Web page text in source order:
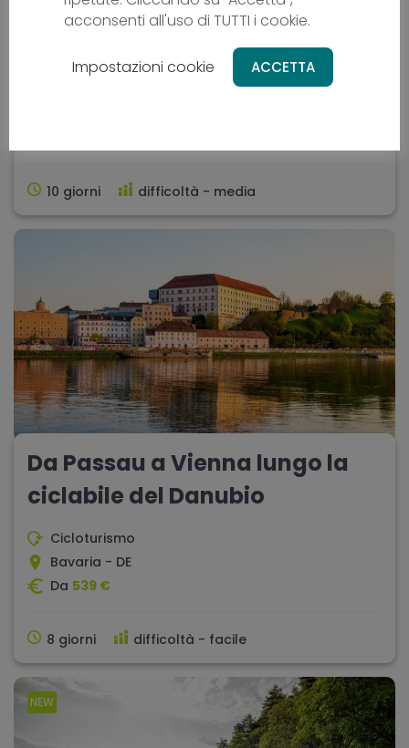
L´Oman in bicicletta
10 giorni difficoltà - media
Da Passau a Vienna lungo la
ciclabile del Danubio
Cicloturismo
Bavaria - DE
Da 539 €
8 giorni difficoltà - facile
NEW
acconsenti all'uso di TUTTI i cookie.
Impostazioni cookie ACCETTA